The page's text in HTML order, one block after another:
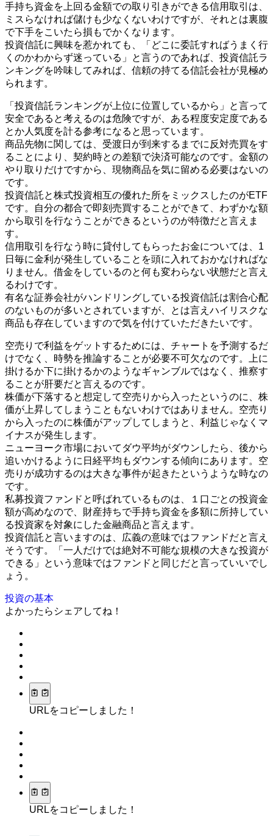
手持ち資金を上回る金額での取り引きができる信用取引は、
ミスらなければ儲けも少なくないわけですが、それとは裏腹
で下手をこいたら損もでかくなります。
投資信託に興味を惹かれても、「どこに委託すればうまく行
くのかわからず迷っている」と言うのであれば、投資信託ラ
ンキングを吟味してみれば、信頼の持てる信託会社が見極め
られます。
「投資信託ランキングが上位に位置しているから」と言って
安全であると考えるのは危険ですが、ある程度安定度である
とか人気度を計る参考になると思っています。
商品先物に関しては、受渡日が到来するまでに反対売買をす
ることにより、契約時との差額で決済可能なのです。金額の
やり取りだけですから、現物商品を気に留める必要はないの
です。
投資信託と株式投資相互の優れた所をミックスしたのがETF
です。自分の都合で即刻売買することができて、わずかな額
から取引を行なうことができるというのが特徴だと言えま
す。
信用取引を行なう時に貸付してもらったお金については、1
日毎に金利が発生していることを頭に入れておかなければな
りません。借金をしているのと何も変わらない状態だと言え
るわけです。
有名な証券会社がハンドリングしている投資信託は割合心配
のないものが多いとされていますが、とは言えハイリスクな
商品も存在していますので気を付けていただきたいです。
空売りで利益をゲットするためには、チャートを予測するだ
けでなく、時勢を推論することが必要不可欠なのです。上に
掛けるか下に掛けるかのようなギャンブルではなく、推察す
ることが肝要だと言えるのです。
株価が下落すると想定して空売りから入ったというのに、株
価が上昇してしまうこともないわけではありません。空売り
から入ったのに株価がアップしてしまうと、利益じゃなくマ
イナスが発生します。
ニューヨーク市場においてダウ平均がダウンしたら、後から
追いかけるように日経平均もダウンする傾向にあります。空
売りが成功するのは大きな事件が起きたというような時なの
です。
私募投資ファンドと呼ばれているものは、１口ごとの投資金
額が高めなので、財産持ちで手持ち資金を多額に所持してい
る投資家を対象にした金融商品と言えます。
投資信託と言いますのは、広義の意味ではファンドだと言え
そうです。「一人だけでは絶対不可能な規模の大きな投資が
できる」という意味ではファンドと同じだと言っていいでし
ょう。
投資の基本
よかったらシェアしてね！
URLをコピーしました！
URLをコピーしました！